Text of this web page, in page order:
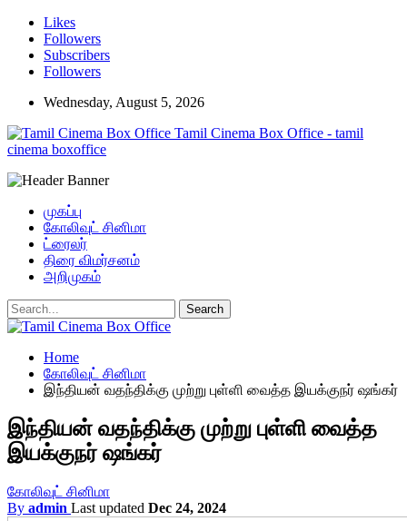
Likes
Followers
Subscribers
Followers
Wednesday, August 5, 2026
Tamil Cinema Box Office - tamil
cinema boxoffice
முகப்பு
கோலிவுட் சினிமா
ட்ரைலர்
திரை விமர்சனம்
அறிமுகம்
Home
கோலிவுட் சினிமா
இந்தியன் வதந்திக்கு முற்று புள்ளி வைத்த இயக்குநர் ஷங்கர்
இந்தியன் வதந்திக்கு முற்று புள்ளி வைத்த
இயக்குநர் ஷங்கர்
கோலிவுட் சினிமா
By admin Last updated Dec 24, 2024